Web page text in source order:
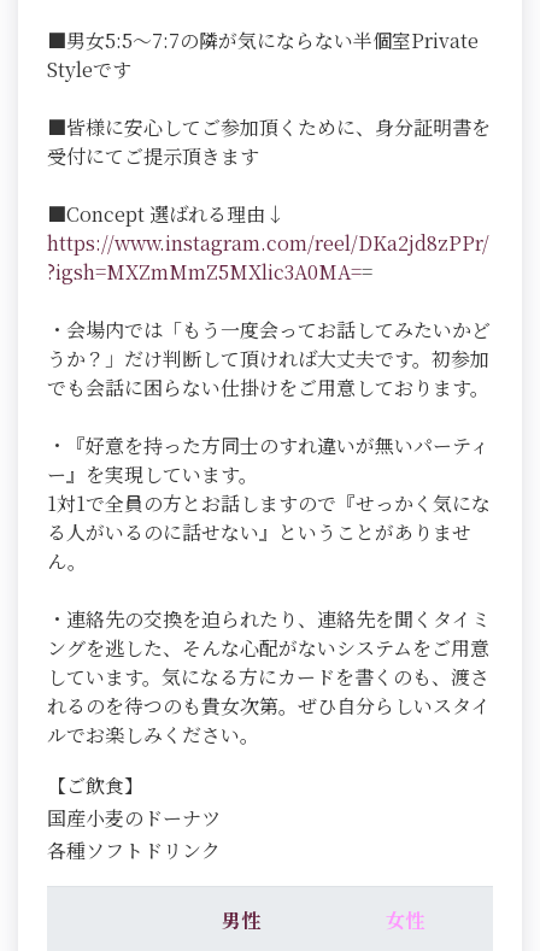
■男女5:5～7:7の隣が気にならない半個室Private
Styleです
■皆様に安心してご参加頂くために、身分証明書を
受付にてご提示頂きます
■Concept 選ばれる理由↓
https://www.instagram.com/reel/DKa2jd8zPPr/
?igsh=MXZmMmZ5MXlic3A0MA==
・会場内では「もう一度会ってお話してみたいかど
うか？」だけ判断して頂ければ大丈夫です。初参加
でも会話に困らない仕掛けをご用意しております。
・『好意を持った方同士のすれ違いが無いパーティ
ー』を実現しています。
1対1で全員の方とお話しますので『せっかく気にな
る人がいるのに話せない』ということがありませ
ん。
・連絡先の交換を迫られたり、連絡先を聞くタイミ
ングを逃した、そんな心配がないシステムをご用意
しています。気になる方にカードを書くのも、渡さ
れるのを待つのも貴女次第。ぜひ自分らしいスタイ
ルでお楽しみください。
【ご飲食】
国産小麦のドーナツ
各種ソフトドリンク
男性 女性